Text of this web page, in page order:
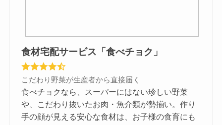
食材宅配サービス「食べチョク」
こだわり野菜が生産者から直接届く
食べチョクなら、スーパーにはない珍しい野菜
や、こだわり抜いたお肉・魚介類が勢揃い。作り
手の顔が見える安心な食材は、お子様の食育にも